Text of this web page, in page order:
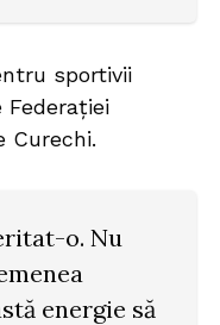
sportivii
Curechi.
o. Nu
energie să